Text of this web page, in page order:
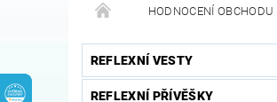
HODNOCENÍ OBCHODU
ZPĚTNÝ ODBĚR
REFLEXNÍ VESTY
REFLEXNÍ PŘÍVĚŠKY